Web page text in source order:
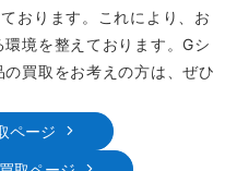
おります。これにより、お
境を整えております。Gシ
買取をお考えの方は、ぜひ
ページ